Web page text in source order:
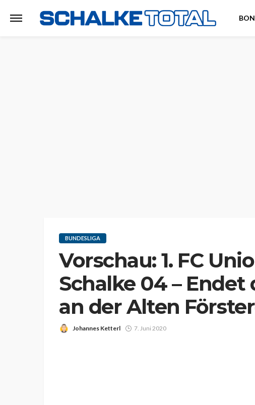
BUNDESLIGA
Vorschau: 1. FC
Schalke 04 –
an der Alten
Johannes Ketterl 7. Juni 2020